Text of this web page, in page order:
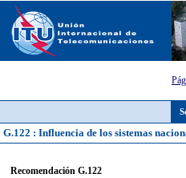
G.122 : Influencia de los sistemas
Recomendación G.122